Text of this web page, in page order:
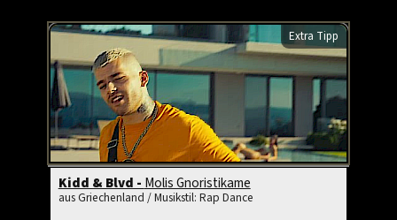
Extra Tipp
Kidd & Blvd - Molis Gnoristikame
aus Griechenland / Musikstil: Rap Dance